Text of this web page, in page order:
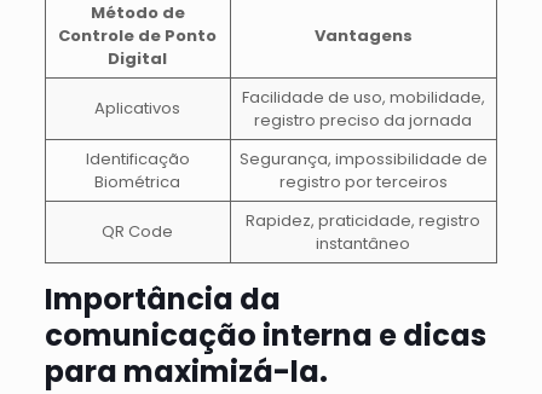
Método de
Controle de Ponto
Digital
Vantagens
Aplicativos
Facilidade de uso, mobilidade,
registro preciso da jornada
Identificação
Biométrica
Segurança, impossibilidade de
registro por terceiros
QR Code
Rapidez, praticidade, registro
instantâneo
Importância da
comunicação interna e dicas
para maximizá-la.